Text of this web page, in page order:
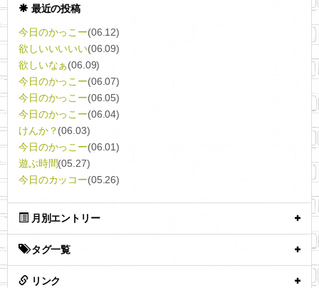
最近の投稿
今日のかっこー(06.12)
欲しいいいいい(06.09)
欲しいなぁ(06.09)
今日のかっこー(06.07)
今日のかっこー(06.05)
今日のかっこー(06.04)
けんか？(06.03)
今日のかっこー(06.01)
遊ぶ時間(05.27)
今日のカッコー(05.26)
月別エントリー
タグ一覧
リンク